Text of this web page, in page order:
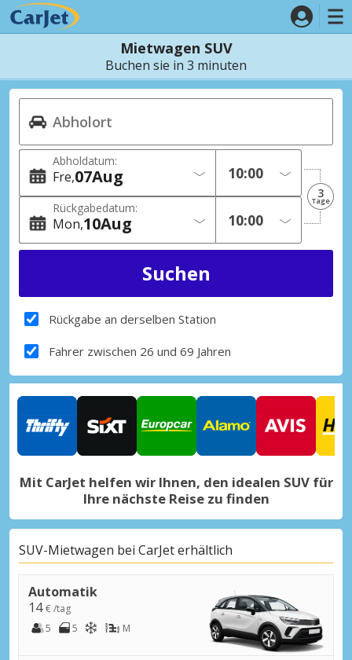
Mietwagen SUV
Buchen sie in 3 minuten
Abholdatum:
Fre 07Aug
Rückgabedatum:
Mon 10Aug
3
Tage
Rückgabe an derselben Station
Fahrer zwischen 26 und 69 Jahren
Mit CarJet helfen wir Ihnen, den idealen SUV für
Ihre nächste Reise zu finden
SUV-Mietwagen bei CarJet erhältlich
Automatik
14€ /tag
5
5 M